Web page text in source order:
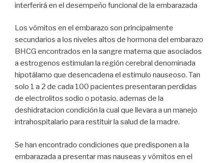
interferirá en el desempeño funcional de la embarazada
Los vómitos en el embarazo son principalmente
secundarios a los niveles altos de hormona del embarazo
BHCG encontrados en la sangre materna que asociados
a estrogenos estimulan la región cerebral denominada
hipotálamo que desencadena el estimulo nauseoso. Tan
solo 1 a 2 de cada 100 pacientes presentaran perdidas
de electrolitos sodio o potasio, ademas de la
deshidratacion condición la cual que llevara a un manejo
intrahospitalario para restituir la salud de la madre.
Se han encontrado condiciones que predisponen a la
embarazada a presentar mas nauseas y vómitos en el